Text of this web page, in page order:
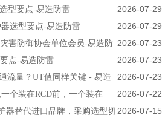
2026-07-29
型要点-易造防雷
2026-07-29
选型要点-易造防雷
2026-07-23
害防御协会单位会员-易造防
2026-07-23
点-易造防雷
2026-07-23
流量？UT值同样关键 - 易造
2026-07-22
个装在RCD前，一个装在
2026-07-15
器替代进口品牌，采购选型切